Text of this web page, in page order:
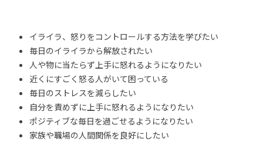
イライラ、怒りをコントロールする方法を学びたい
毎日のイライラから解放されたい
人や物に当たらず上手に怒れるようになりたい
近くにすごく怒る人がいて困っている
毎日のストレスを減らしたい
自分を責めずに上手に怒れるようになりたい
ポジティブな毎日を過ごせるようになりたい
家族や職場の人間関係を良好にしたい